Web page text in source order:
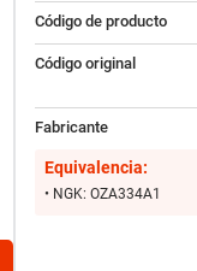
Código de producto
Código original
Fabricante
Equivalencia:
• NGK: OZA334A1